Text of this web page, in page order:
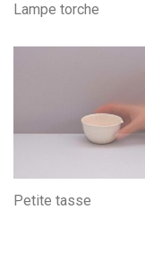
Lampe torche
Petite tasse